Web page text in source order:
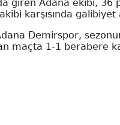
giren Adana ekibi, 36
karşısında
Demirspor,
maçta 1-1 berabere